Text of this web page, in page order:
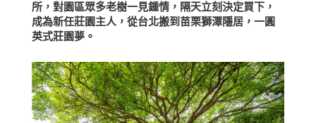
所，對園區眾多老樹一見鍾情，隔天立刻決定買下，
成為新任莊園主人，從台北搬到苗栗獅潭隱居，一圓
英式莊園夢。